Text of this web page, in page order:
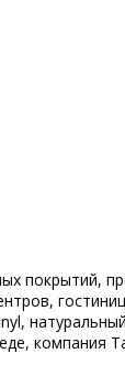
покрытий,
компания